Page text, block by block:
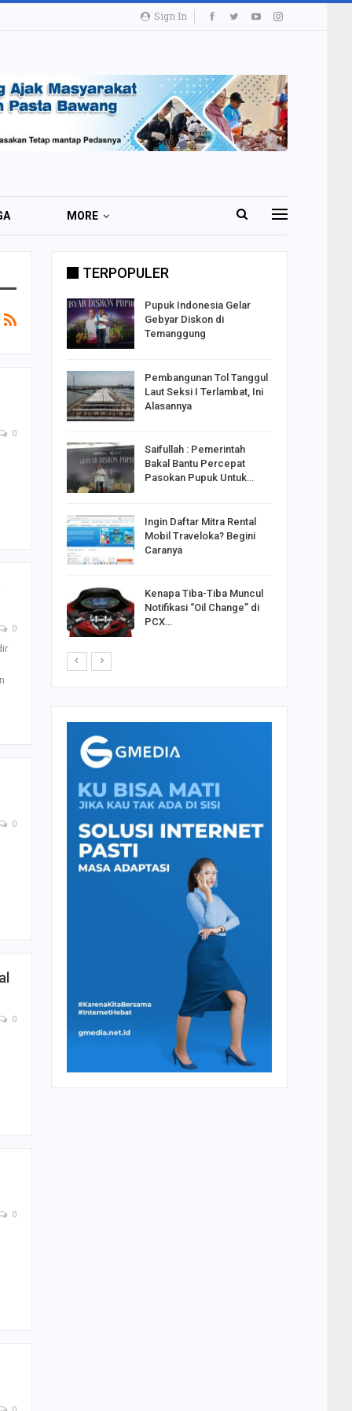
Sign In
MORE
0
0
0
0
0
TERPOPULER
I
Sehat
Pupuk Indonesia Gelar
Gebyar Diskon di
Temanggung
Pembangunan Tol Tanggul
Laut Seksi I Terlambat, Ini
Alasannya
Saifullah : Pemerintah
Bakal Bantu Percepat
Pasokan Pupuk Untuk…
Ingin Daftar Mitra Rental
Mobil Traveloka? Begini
Caranya
Kenapa Tiba-Tiba Muncul
Notifikasi “Oil Change” di
PCX…